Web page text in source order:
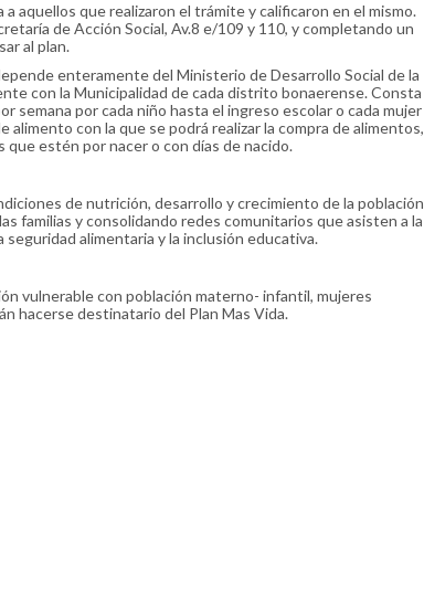
aquellos que realizaron el trámite y calificaron en el mismo.
de Acción Social, Av.8 e/109 y 110, y completando un
al plan.
enteramente del Ministerio de Desarrollo Social de la
con la Municipalidad de cada distrito bonaerense. Consta
semana por cada niño hasta el ingreso escolar o cada mujer
alimento con la que se podrá realizar la compra de alimentos,
que estén por nacer o con días de nacido.
de nutrición, desarrollo y crecimiento de la población
familias y consolidando redes comunitarios que asisten a la
alimentaria y la inclusión educativa.
vulnerable con población materno- infantil, mujeres
hacerse destinatario del Plan Mas Vida.